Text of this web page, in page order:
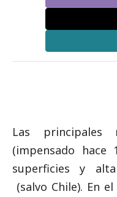
Las principales
(impensado hace
superficies y
(salvo Chile). En